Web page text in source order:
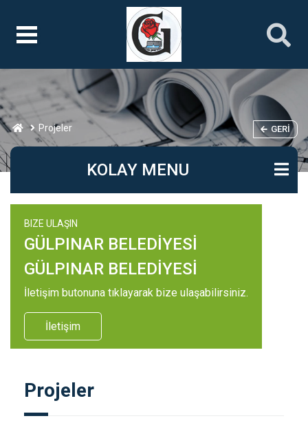
Projeler GERI
KOLAY MENU
BIZE ULAŞIN
GÜLPINAR BELEDİYESİ
GÜLPINAR BELEDİYESİ
İletişim butonuna tıklayarak bize ulaşabilirsiniz.
İletişim
Projeler